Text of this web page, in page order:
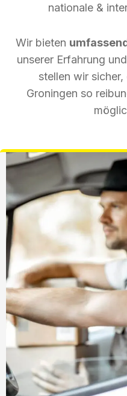
nationale &
Wir bieten
unserer Erfahrung
stellen wir
Groningen so